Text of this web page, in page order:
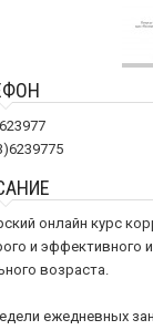
онлайн курс
и эффективного
возраста.
ежедневных